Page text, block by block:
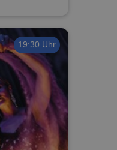
19:30 Uhr